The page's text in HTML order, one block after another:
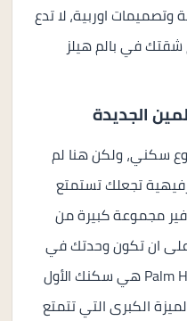
اوربية، لا تدع
في بالم هيلز
الجديدة
سكني، ولكن هنا لم
تجعلك تستمتع
مجموعة كبيرة من
على ان تكون وحدتك في
قرية بالم هيلز Palm Hills New Alamein هي سكنك الأول
الكبرى التي تتمتع